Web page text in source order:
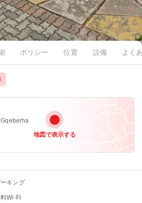
ポリシー 位置 設備 よく
地図で表示する
キング
Wi-Fi